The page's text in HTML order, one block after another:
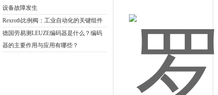
设备故障发生
Rexroth比例阀：工业自动化的关键组件
德国劳易测LEUZE编码器是什么？编码
器的主要作用与应用有哪些？